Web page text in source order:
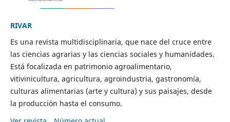
RIVAR
Es una revista multidisciplinaria, que nace del cruce entre
las ciencias agrarias y las ciencias sociales y humanidades.
Está focalizada en patrimonio agroalimentario,
vitivinicultura, agricultura, agroindustria, gastronomía,
culturas alimentarias (arte y cultura) y sus paisajes, desde
la producción hasta el consumo.